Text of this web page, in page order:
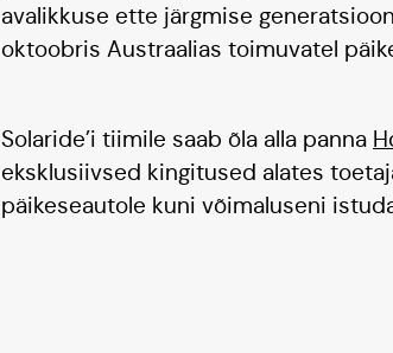
avalikkuse ette järgmise
oktoobris Austraalias toimuvatel
Solaride’i tiimile saab õla alla panna
eksklusiivsed kingitused alates
päikeseautole kuni võimaluseni